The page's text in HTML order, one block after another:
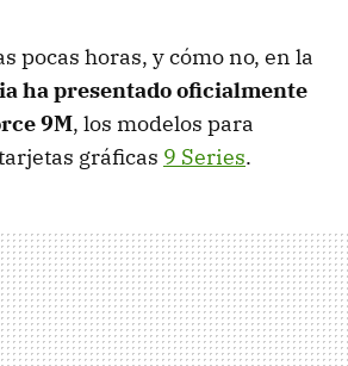
pocas horas, y cómo no, en la
ha presentado oficialmente
9M, los modelos para
gráficas 9 Series.